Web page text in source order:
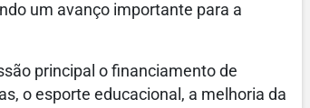
um avanço importante para a
principal o financiamento de
o esporte educacional, a melhoria da